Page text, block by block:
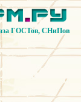
ГОСТов, СНиПов